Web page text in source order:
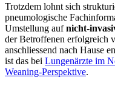
Trotzdem lohnt sich
pneumologische
Umstellung aufnicht-
der Betroffenen erfolgreich
anschliessend nach Hause
ist das bei Lungenärzte im
Weaning-Perspektive.